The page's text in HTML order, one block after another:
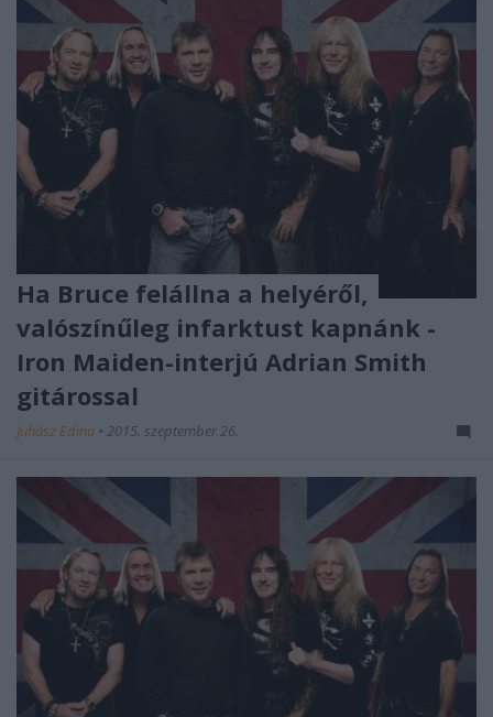
Ha Bruce felállna a helyéről,
valószínűleg infarktust kapnánk -
Iron Maiden-interjú Adrian Smith
gitárossal
Juhász Edina • 2015. szeptember 26.